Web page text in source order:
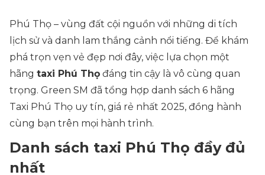
Phú Thọ – vùng đất cội nguồn với những di tích
lịch sử và danh lam thắng cảnh nổi tiếng. Để khám
phá trọn vẹn vẻ đẹp nơi đây, việc lựa chọn một
hãng taxi Phú Thọ đáng tin cậy là vô cùng quan
trọng. Green SM đã tổng hợp danh sách 6 hãng
Taxi Phú Thọ uy tín, giá rẻ nhất 2025, đồng hành
cùng bạn trên mọi hành trình.
Danh sách taxi Phú Thọ đầy đủ
nhất